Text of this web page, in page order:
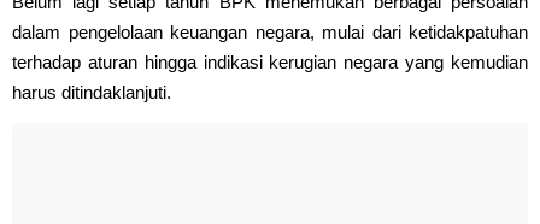
dalam pengelolaan keuangan negara, mulai dari ketidakpatuhan
terhadap aturan hingga indikasi kerugian negara yang kemudian
harus ditindaklanjuti.